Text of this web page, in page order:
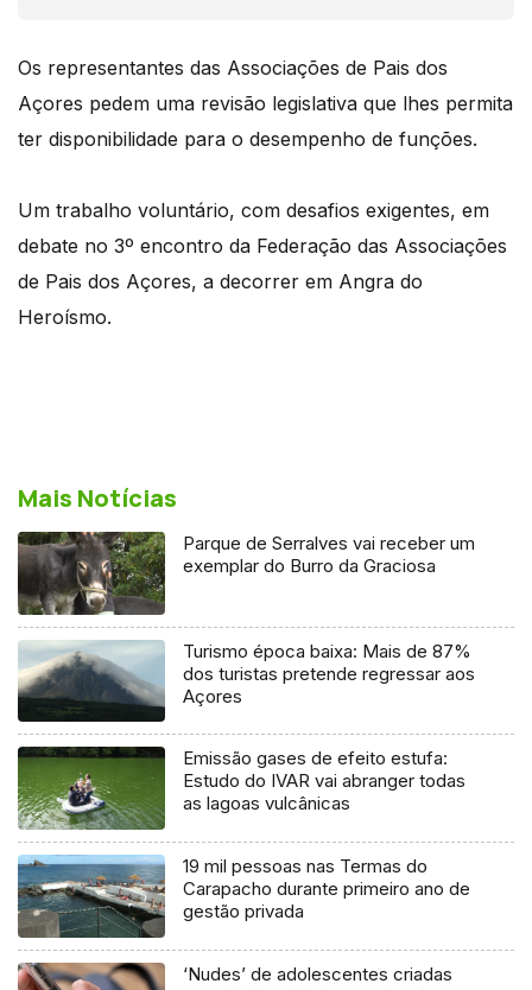
Os representantes das Associações de Pais dos
Açores pedem uma revisão legislativa que lhes permita
ter disponibilidade para o desempenho de funções.
Um trabalho voluntário, com desafios exigentes, em
debate no 3º encontro da Federação das Associações
de Pais dos Açores, a decorrer em Angra do
Heroísmo.
Mais Notícias
Parque de Serralves vai receber um
exemplar do Burro da Graciosa
Turismo época baixa: Mais de 87%
dos turistas pretende regressar aos
Açores
Emissão gases de efeito estufa:
Estudo do IVAR vai abranger todas
as lagoas vulcânicas
19 mil pessoas nas Termas do
Carapacho durante primeiro ano de
gestão privada
‘Nudes’ de adolescentes criadas